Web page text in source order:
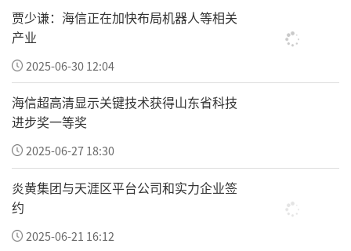
及等常态化项目；
新媒体公益传播联盟：依托项目全媒体宣传矩
阵，邀约全国正能量博主、育儿科普达人、地
方自媒体组成传播联盟，线上全域普及防走失
常识，扩大金钥匙工程公益覆盖面与社会影响
力；
民间公益协作联盟：联动全国各市县志愿者协
会、民间应急搜救团队、社区公益组织，落地
高龄老人上门探访、走失人员协助搜寻等落地
贾少谦：海信正在加快布局机器人等相关
产业
2025-06-30 12:04
海信超高清显示关键技术获得山东省科技
进步奖一等奖
2025-06-27 18:30
炎黄集团与天涯区平台公司和实力企业签
约
2025-06-21 16:12